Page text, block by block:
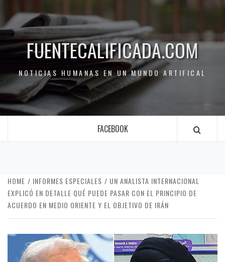
FUENTECALIFICADA.COM
NOTICIAS HUMANAS EN UN MUNDO ARTIFICAL
FACEBOOK
HOME INFORMES ESPECIALES
UN ANALISTA INTERNACIONAL
EXPLICÓ EN DETALLE QUÉ PUEDE PASAR CON EL PRINCIPIO DE
ACUERDO EN MEDIO ORIENTE Y EL OBJETIVO DE IRÁN